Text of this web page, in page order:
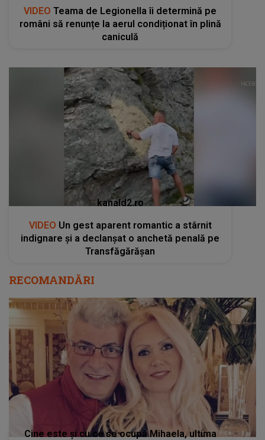
VIDEO Teama de Legionella îi determină pe
români să renunțe la aerul condiționat în plină
caniculă
kanald2.ro
VIDEO Un gest aparent romantic a stârnit
indignare și a declanșat o anchetă penală pe
Transfăgărășan
RECOMANDĂRI
Cine este și cu ce se ocupă Mihaela, ultima